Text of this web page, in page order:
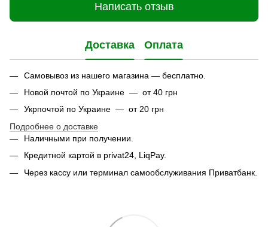
Написать отзыв
Доставка Оплата
Самовывоз из нашего магазина — бесплатно.
Новой почтой по Украине — от 40 грн
Укрпочтой по Украине — от 20 грн
Подробнее о доставке
Наличными при получении.
Кредитной картой в privat24, LiqPay.
Через кассу или терминал самообслуживания Приватбанк.